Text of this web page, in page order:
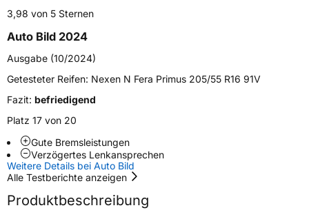
Weitere Eigenschaften
ZustandNeureifen
EU Label
EffizienzB
3,98 von 5 Sternen
Auto Bild 2024
Ausgabe (10/2024)
Getesteter Reifen: Nexen N Fera Primus 205/55 R16 91V
Fazit: befriedigend
Platz 17 von 20
Gute Bremsleistungen
Verzögertes Lenkansprechen
Weitere Details bei Auto Bild
Alle Testberichte anzeigen
Produktbeschreibung